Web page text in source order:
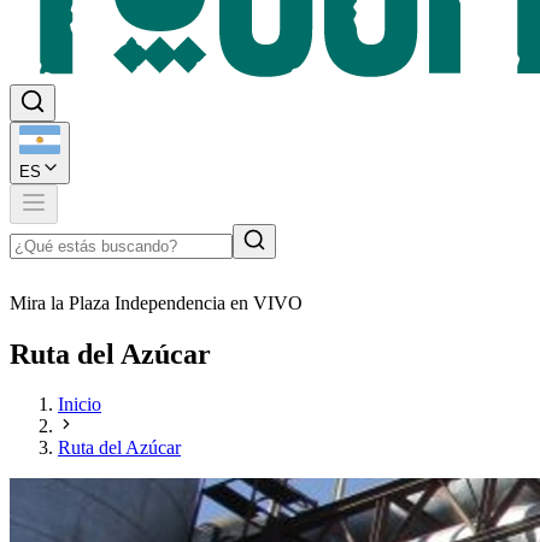
ES
Mira la Plaza Independencia en VIVO
Ruta del Azúcar
Inicio
Ruta del Azúcar